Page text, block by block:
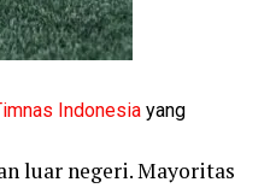
Indonesia yang
luar negeri. Mayoritas